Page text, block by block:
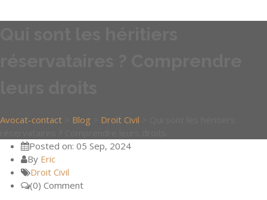
Avocat-contact Blog Droit Civil
Posted on: 05 Sep, 2024
By Eric
Droit Civil
(0) Comment